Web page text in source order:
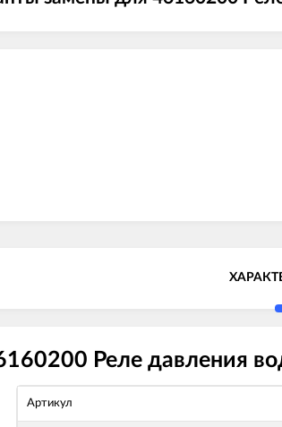
Реле давления
Артикул